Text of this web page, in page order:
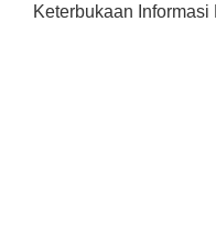
Keterbukaan Informasi